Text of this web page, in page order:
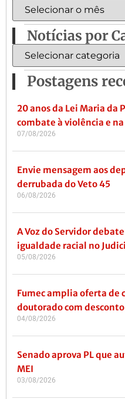
Notícias por
Postagens
20 anos da Lei Maria da
combate à violência e
07/08/2026
Envie mensagem aos
derrubada do Veto 45
06/08/2026
A Voz do Servidor
igualdade racial no
05/08/2026
Fumec amplia oferta de
doutorado com
04/08/2026
Senado aprova PL que
MEI
03/08/2026